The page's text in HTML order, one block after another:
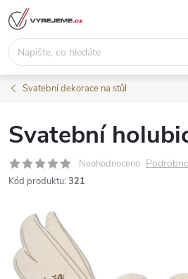
Přejít
na
obsah
Svatební dekorace na stůl
Svatební
Neohodnoceno
Kód produktu: 321